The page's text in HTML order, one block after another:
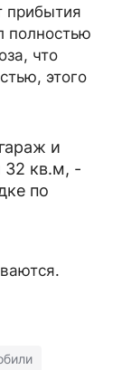
прибытия
полностью
что
этого
и
32 кв.м, -
по